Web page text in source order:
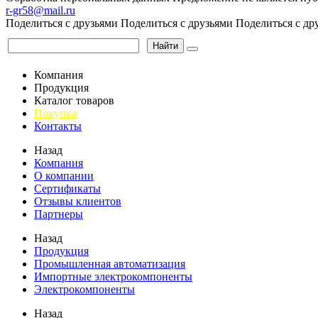
r-gr58@mail.ru
Поделиться с друзьями Поделиться с друзьями Поделиться с
Найти
Компания
Продукция
Каталог товаров
Покупка
Контакты
Назад
Компания
О компании
Сертификаты
Отзывы клиентов
Партнеры
Назад
Продукция
Промышленная автоматизация
Импортные электрокомпоненты
Электрокомпоненты
Назад